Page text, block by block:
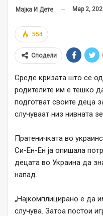
Мајка И Дете Мар 2,
554
Сподели
Среде кризата што се
родителите им е тешко
подготват своите деца
случуваат низ нивната
Пратеничката во
Си-Ен-Ен ја опишала
децата во Украина да
напад.
„Најкомплицирано е да
случува. Затоа постои